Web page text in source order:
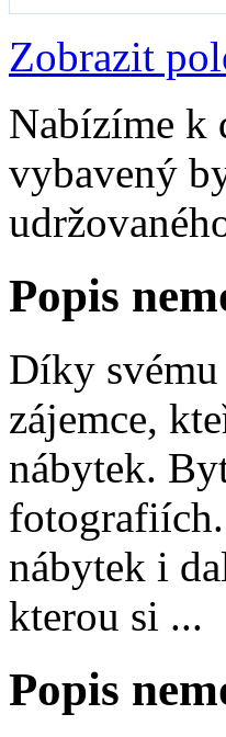
Zobrazit
Nabízíme k
vybavený
Popis
Díky
zájemce,
nábytek.
nábytek i
kterou si ...
Popis